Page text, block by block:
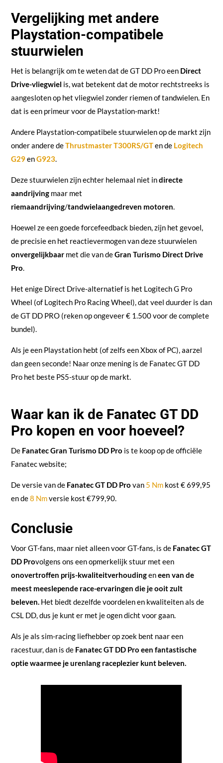
Vergelijking met andere
Playstation-compatibele
stuurwielen
Het is belangrijk om te weten dat de GT DD Pro een Direct
Drive-vliegwiel is, wat betekent dat de motor rechtstreeks is
aangesloten op het vliegwiel zonder riemen of tandwielen. En
dat is een primeur voor de Playstation-markt!
Andere Playstation-compatibele stuurwielen op de markt zijn
onder andere deThrustmasterT300RS/GTen de Logitech
G29enG923.
Deze stuurwielen zijn echter helemaal niet indirecte
aandrijvingmaar met
riemaandrijving/tandwielaangedreven motoren.
Hoewel ze een goede forcefeedback bieden, zijn het gevoel,
de precisie en het reactievermogen van deze stuurwielen
onvergelijkbaarmet die van deGran Turismo Direct Drive
Pro.
Het enige Direct Drive-alternatief is het Logitech G Pro
Wheel (of Logitech Pro Racing Wheel), dat veel duurder is dan
de GT DD PRO (reken op ongeveer € 1.500 voor de complete
bundel).
Als je een Playstation hebt (of zelfs een Xbox of PC), aarzel
dan geen seconde! Naar onze mening is de Fanatec GT DD
Pro het beste PS5-stuur op de markt.
Waar kan ik de Fanatec GT DD
Pro kopen en voor hoeveel?
De Fanatec Gran Turismo DD Pro is te koop op de officiële
Fanatec website;
De versie van de Fanatec GT DD Pro van5 Nmkost € 699,95
en de8 Nmversie kost €799,90.
Conclusie
Voor GT-fans, maar niet alleen voor GT-fans, is de Fanatec GT
DD Provolgens ons een opmerkelijk stuur met een
onovertroffen prijs-kwaliteitverhoudingeneen van de
meest meeslepende race-ervaringen die je ooit zult
beleven. Het biedt dezelfde voordelen en kwaliteiten als de
CSL DD, dus je kunt er met je ogen dicht voor gaan.
Als je als sim-racing liefhebber op zoek bent naar een
racestuur, dan is deFanatec GT DD Pro een fantastische
optie waarmee je urenlang raceplezier kunt beleven.